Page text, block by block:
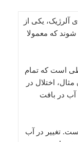
آلرژیک، یکی از
که معمولا
است که تمام
اختلال در
آب در بافت
تغییر در آب